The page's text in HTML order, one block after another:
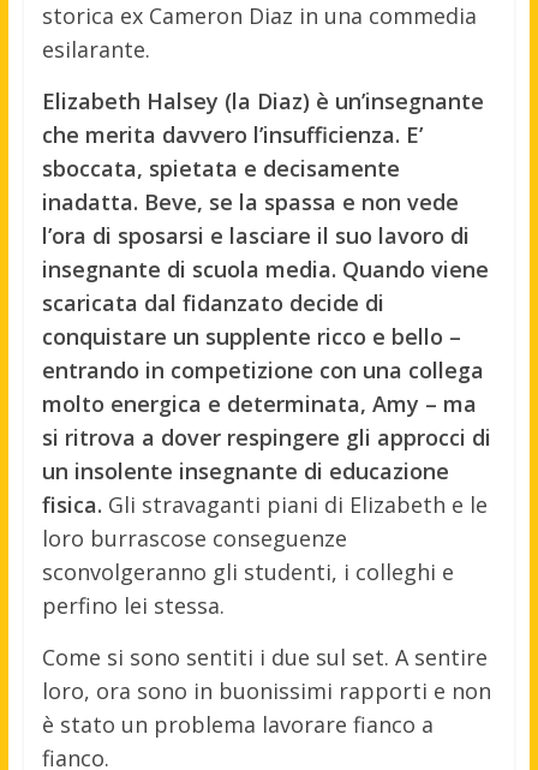
storica ex Cameron Diaz in una commedia
esilarante.
Elizabeth Halsey (la Diaz) è un’insegnante
che merita davvero l’insufficienza. E’
sboccata, spietata e decisamente
inadatta. Beve, se la spassa e non vede
l’ora di sposarsi e lasciare il suo lavoro di
insegnante di scuola media. Quando viene
scaricata dal fidanzato decide di
conquistare un supplente ricco e bello –
entrando in competizione con una collega
molto energica e determinata, Amy – ma
si ritrova a dover respingere gli approcci di
un insolente insegnante di educazione
fisica. Gli stravaganti piani di Elizabeth e le
loro burrascose conseguenze
sconvolgeranno gli studenti, i colleghi e
perfino lei stessa.
Come si sono sentiti i due sul set. A sentire
loro, ora sono in buonissimi rapporti e non
è stato un problema lavorare fianco a
fianco.